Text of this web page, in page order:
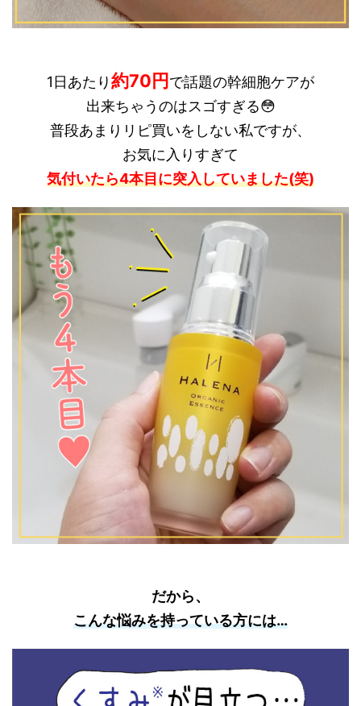
1日あたり約70円 で話題の幹細胞ケアが
出来ちゃうのはスゴすぎる😳
普段あまりリピ買いをしない私ですが、
お気に入りすぎて
気付いたら4本目に突入していました(笑)
だから、
こんな悩みを持っている方には…